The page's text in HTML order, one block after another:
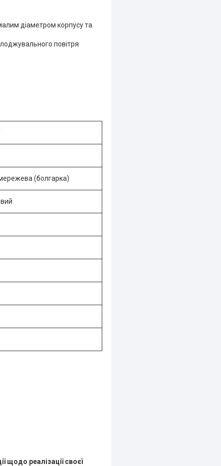
діаметром корпусу та
повітря
(болгарка)
щодо реалізації своєї